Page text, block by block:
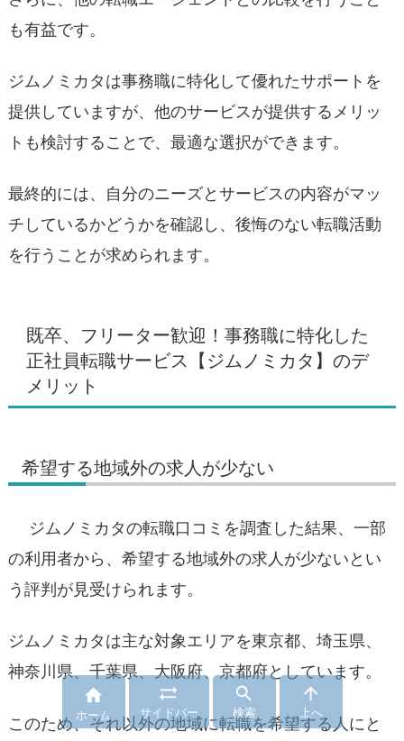
も有益です。
ジムノミカタは事務職に特化して優れたサポートを
提供していますが、他のサービスが提供するメリッ
トも検討することで、最適な選択ができます。
最終的には、自分のニーズとサービスの内容がマッ
チしているかどうかを確認し、後悔のない転職活動
を行うことが求められます。
既卒、フリーター歓迎！事務職に特化した
正社員転職サービス【ジムノミカタ】のデ
メリット
希望する地域外の求人が少ない
ジムノミカタの転職口コミを調査した結果、一部
の利用者から、希望する地域外の求人が少ないとい
う評判が見受けられます。
ジムノミカタは主な対象エリアを東京都、埼玉県、
神奈川県、千葉県、大阪府、京都府としています。
このため、それ以外の地域に転職を希望する人にと

ホーム

サイドバー

検索

上へ